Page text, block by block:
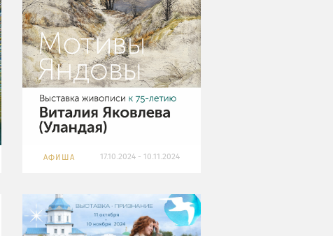
17.10.2024 - 10.11.2024
АФИША